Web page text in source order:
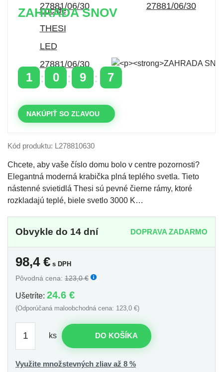
ZAHRADA SNOV
1 0 9 7
NAKÚPIŤ SO ZĽAVOU
Kód produktu: L278810630
Chcete, aby vaše číslo domu bolo v centre pozornosti?
Elegantná moderná krabička plná teplého svetla. Tieto
nástenné svietidlá Thesi sú pevné čierne rámy, ktoré
rozkladajú teplé, biele svetlo 3000 K…
Obvykle do 14 dní DOPRAVA ZADARMO
98,4€ s DPH
Pôvodná cena: 123,0 €
Ušetríte: 24.6 €
(Odporúčaná maloobchodná cena: 123,0 €)
ks DO KOŠÍKA
Využite množstevných zliav až 8 %